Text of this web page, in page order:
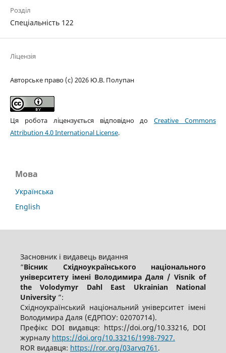
Розділ
Спеціальність 122
Ліцензія
Авторське право (c) 2026 Ю.В. Полупан
Ця робота ліцензується відповідно доCreative Commons
Attribution 4.0 International License.
Мова
Українська
English
Засновник і видавець видання
“Вісник Східноукраїнського національного
університету імені Володимира Даля / Visnik of
the Volodymyr Dahl East Ukrainian National
University ”:
Східноукраїнський національний університет імені
Володимира Даля (ЄДРПОУ: 02070714).
Префікс DOI видавця: https://doi.org/10.33216, DOI
журналу https://doi.org/10.33216/1998-7927.
ROR видавця: https://ror.org/03arvq761 .